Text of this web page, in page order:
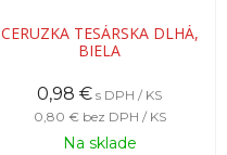
CERUZKA TESÁRSKA DLHÁ,
BIELA
0,98 € s DPH / KS
0,80 € bez DPH / KS
Na sklade